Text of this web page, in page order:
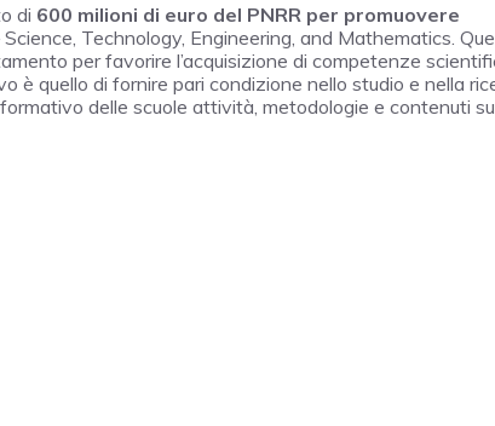
di 600 milioni di euro del PNRR per promuovere
Science, Technology, Engineering, and Mathematics.
per favorire l’acquisizione di competenze
è quello di fornire pari condizione nello studio e nella
delle scuole attività, metodologie e contenuti